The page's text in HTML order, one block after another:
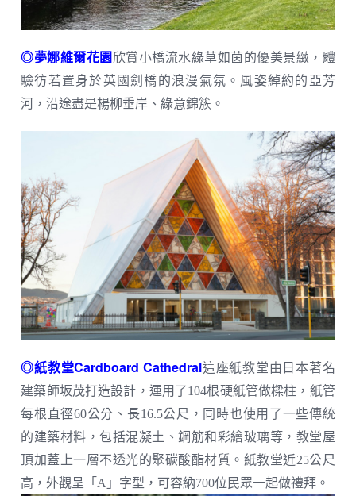
◎夢娜維爾花園欣賞小橋流水綠草如茵的優美景緻，體
驗彷若置身於英國劍橋的浪漫氣氛。風姿綽約的亞芳
河，沿途盡是楊柳垂岸、綠意錦簇。
◎紙教堂Cardboard Cathedral這座紙教堂由日本著名
建築師坂茂打造設計，運用了104根硬紙管做樑柱，紙管
每根直徑60公分、長16.5公尺，同時也使用了一些傳統
的建築材料，包括混凝土、鋼筋和彩繪玻璃等，教堂屋
頂加蓋上一層不透光的聚碳酸酯材質。紙教堂近25公尺
高，外觀呈「A」字型，可容納700位民眾一起做禮拜。